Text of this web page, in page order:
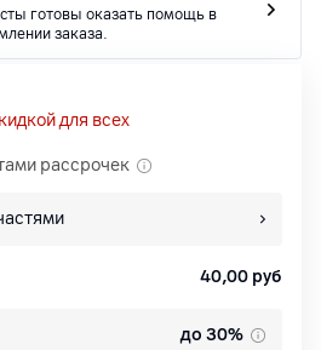
готовы оказать помощь в
заказа.
для всех
рассрочек
40,00 руб
до 30%